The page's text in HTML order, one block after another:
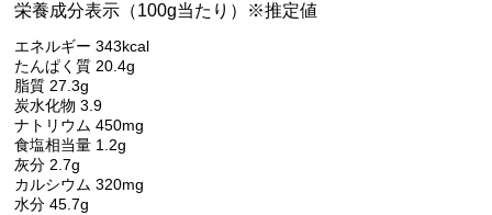
栄養成分表示（100g当たり）※推定値
エネルギー 343kcal
たんぱく質 20.4g
脂質 27.3g
炭水化物 3.9
ナトリウム 450mg
食塩相当量 1.2g
灰分 2.7g
カルシウム 320mg
水分 45.7g